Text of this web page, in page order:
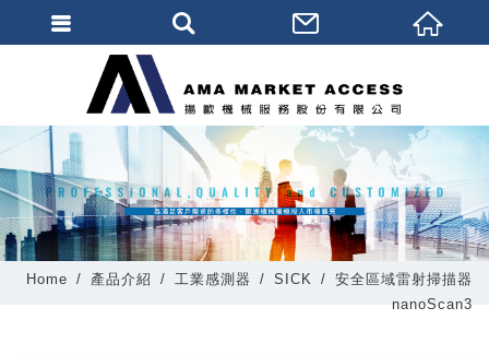
Home 產品介紹 工業感測器 SICK
安全區域雷射掃描器
nanoScan3
會員登入(燈箱)
加入會員
忘記密碼
密碼修改
訂單查詢